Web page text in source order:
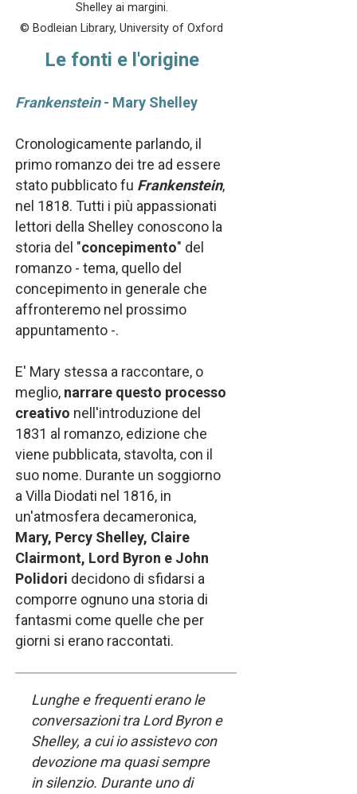
Shelley ai margini.
© Bodleian Library, University of Oxford
Le fonti e l'origine
Frankenstein - Mary Shelley
Cronologicamente parlando, il
primo romanzo dei tre ad essere
stato pubblicato fu Frankenstein,
nel 1818. Tutti i più appassionati
lettori della Shelley conoscono la
storia del "concepimento" del
romanzo - tema, quello del
concepimento in generale che
affronteremo nel prossimo
appuntamento -.
E' Mary stessa a raccontare, o
meglio, narrare questo processo
creativo nell'introduzione del
1831 al romanzo, edizione che
viene pubblicata, stavolta, con il
suo nome. Durante un soggiorno
a Villa Diodati nel 1816, in
un'atmosfera decameronica,
Mary, Percy Shelley, Claire
Clairmont, Lord Byron e John
Polidori decidono di sfidarsi a
comporre ognuno una storia di
fantasmi come quelle che per
giorni si erano raccontati.
Lunghe e frequenti erano le
conversazioni tra Lord Byron e
Shelley, a cui io assistevo con
devozione ma quasi sempre
in silenzio. Durante uno di